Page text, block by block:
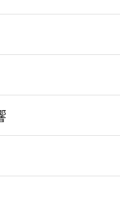
範囲」に記載されて
。
去に遡って非含有を
ません。
指令のフタル酸エ
は、対応完了までの
応品が混在するこ
記載しておりました。
対応品への在庫切
月12日より割愛して